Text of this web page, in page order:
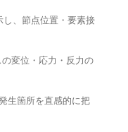
し、節点位置・要素接
変位・応力・反力の
生箇所を直感的に把